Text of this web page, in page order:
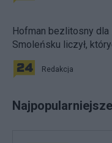
Hofman bezlitosny
Smoleńsku liczył,
Redakcja
Najpopularniejsze